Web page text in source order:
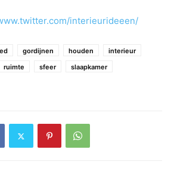
interieurideeen/
gordijnen houden
interieur
ruimte sfeer
slaapkamer